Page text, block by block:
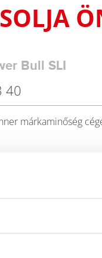
Bull SLI
40
márkaminőség